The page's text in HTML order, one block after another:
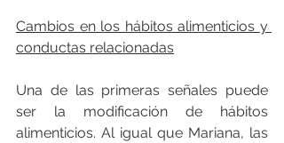
Cambios en los hábitos alimenticios y
conductas relacionadas
Una de las primeras señales puede
ser la modificación de hábitos
alimenticios. Al igual que Mariana, las